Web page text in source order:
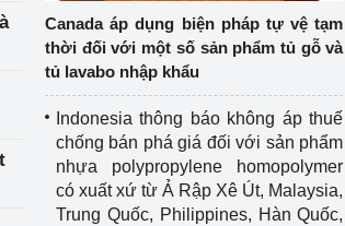
an toàn
Canada áp dụng biện pháp tự vệ tạm
thời đối với một số sản phẩm tủ gỗ và
tủ lavabo nhập khẩu
Indonesia thông báo không áp thuế
chống bán phá giá đối với sản phẩm
nhựa polypropylene homopolymer
có xuất xứ từ Ả Rập Xê Út, Malaysia,
Trung Quốc, Philippines, Hàn Quốc,